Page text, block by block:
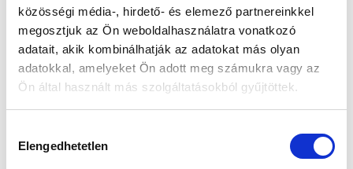
közösségi média-, hirdető- és elemező partnereinkkel
megosztjuk az Ön weboldalhasználatra vonatkozó
adatait, akik kombinálhatják az adatokat más olyan
adatokkal, amelyeket Ön adott meg számukra vagy az
Ön által használt más szolgáltatásokból gyűjtöttek.
kiválasztása
Elengedhetetlen
KOSÁRBA TESZ